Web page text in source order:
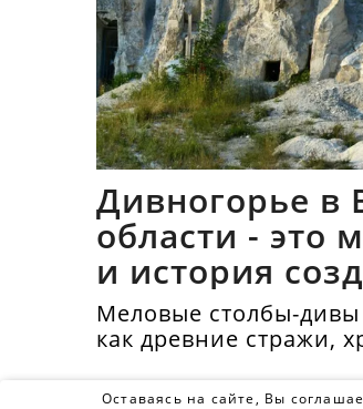
Дивногорье в
области - это
и история
синтез
Меловые столбы-
как древние стражи,
Оставаясь на сайте, Вы